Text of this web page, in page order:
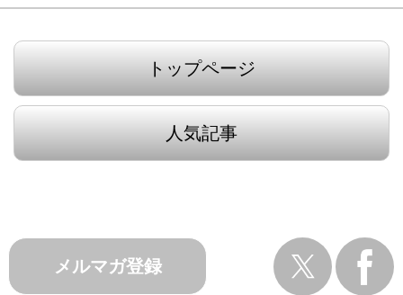
トップページ
人気記事
メルマガ登録